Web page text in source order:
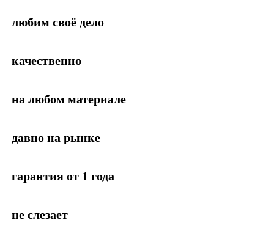
любим своё дело
качественно
на любом материале
давно на рынке
гарантия от 1 года
не слезает